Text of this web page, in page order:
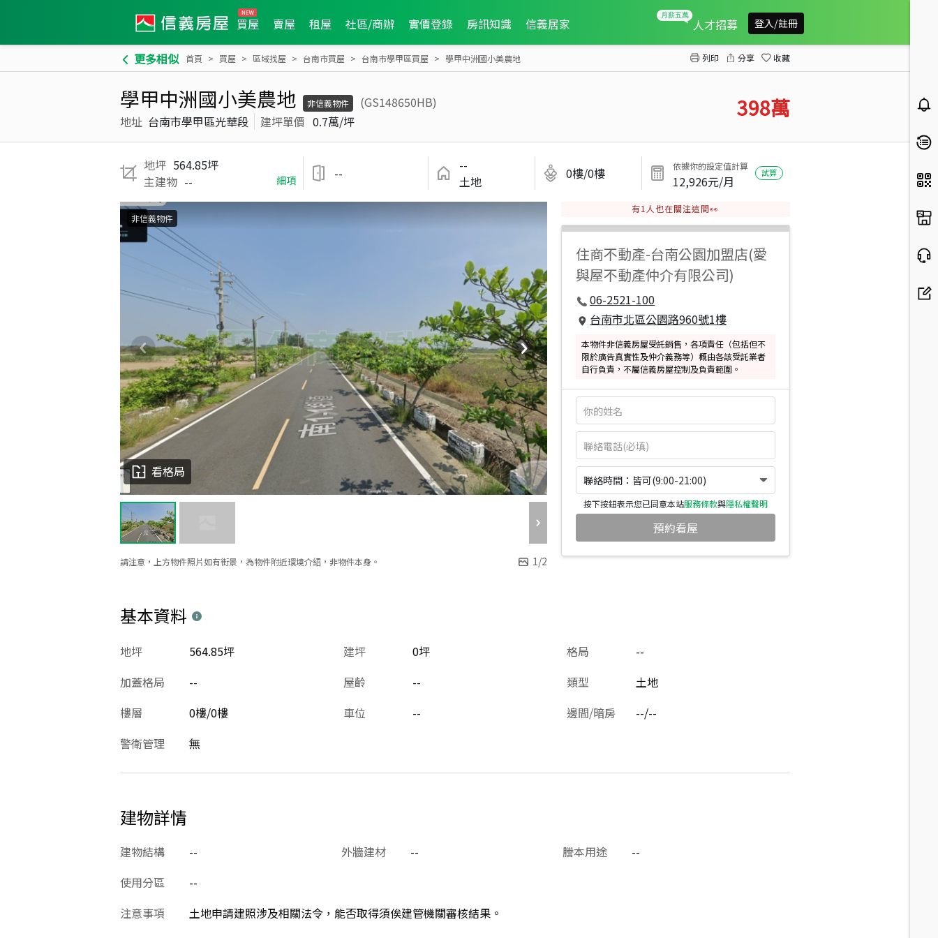
買屋 賣屋 租屋 社區/商辦 實價登錄 房訊知識 信義居家 人才招募 登入/註冊
更多相似 首頁 買屋 區域找屋 台南市買屋 台南市學甲區買屋 學甲中洲國小美農地 列印 分享 收藏
學甲中洲國小美農地 非信義物件
(GS148650HB)
地址 台南市學甲區光華段 建坪單價 0.7萬/坪 398萬
地坪 564.85坪
主建物 -- 細項 --
--
土地
0樓/0樓 依據你的設定值計算
12,926元/月
試算
請注意，上方物件照片如有街景，為物件附近環境介紹，非物件本身。 1/2
看格局
非信義物件
有1 人也在關注這間👀
住商不動產-台南公園加盟店(愛
與屋不動產仲介有限公司)
06-2521-100
台南市北區公園路960號1樓
本物件非信義房屋受託銷售，各項責任（包括但不
限於廣告真實性及仲介義務等）概由各該受託業者
自行負責，不屬信義房屋控制及負責範圍。
聯絡時間：皆可(9:00-21:00)
按下按鈕表示您已同意本站服務條款與隱私權聲明
預約看屋
基本資料
建坪 0坪
地坪 564.85坪 格局
--
加蓋格局
-- 屋齡 -- 類型
土地
樓層
0樓/0樓 車位 -- 邊間/暗房
--/--
警衛管理
無
建物詳情
建物結構 -- 外牆建材 -- 謄本用途
--
使用分區
--
注意事項
土地申請建照涉及相關法令，能否取得須俟建管機關審核結果。